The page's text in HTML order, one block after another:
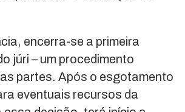
encerra-se a primeira
júri – um procedimento
partes. Após o esgotamento
eventuais recursos da